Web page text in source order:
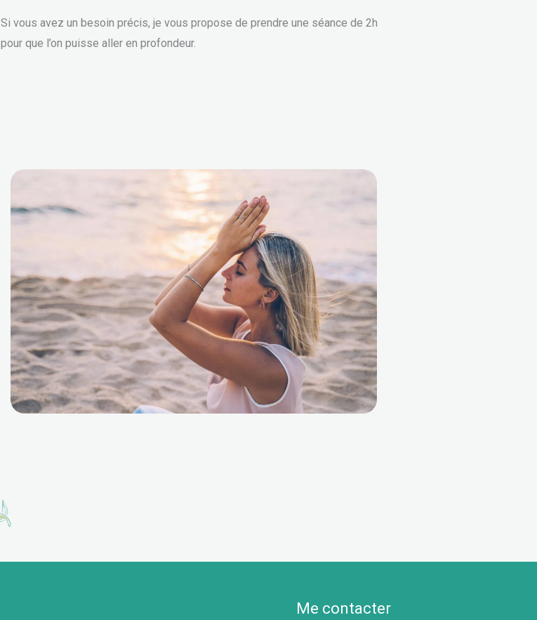
Si vous avez un besoin précis, je vous propose de prendre une séance de 2h
pour que l’on puisse aller en profondeur.
Me contacter